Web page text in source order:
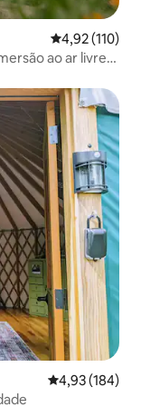
4,92 de uma
4,92 (110)
ao ar livre!
4,93 de uma
4,93 (184)